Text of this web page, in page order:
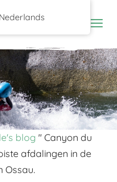
blog "Canyon du
afdalingen in de
Ossau.
Nederlands